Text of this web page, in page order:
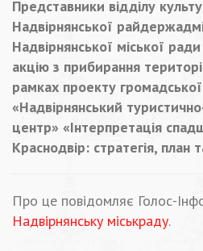
Представники відділу
Надвірнянської
Надвірнянської міської
акцію з прибирання
рамках проекту громадської
«Надвірнянський
центр» «Інтерпретація
Краснодвір: стратегія, план
Про це повідомляє Голос-
Надвірнянську міськраду.